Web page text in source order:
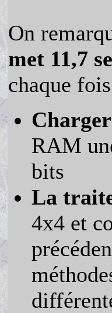
On
met 11,7
chaque
RAM
bits
La
4x4 et